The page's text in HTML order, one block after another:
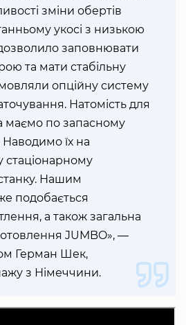
зміни обертів
укосі з низькою
заповнювати
та мати стабільну
опційну систему
Натомість для
маємо по запасному
їх на
стаціонарному
Нашим
подобається
а також загальна
JUMBO», —
Герман Шек,
з Німеччини.